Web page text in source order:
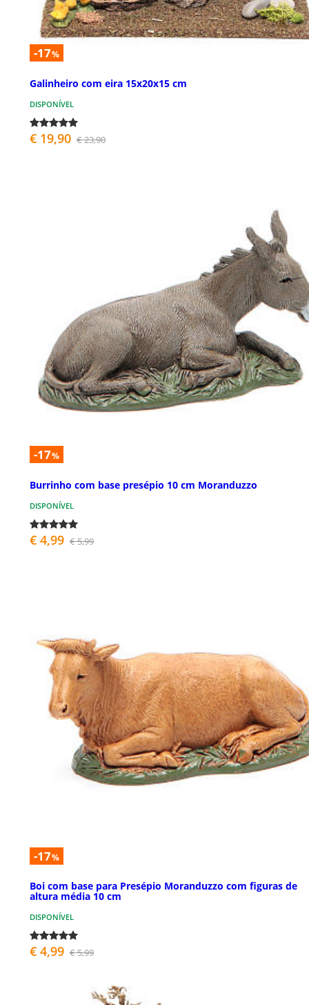
-17%
Galinheiro com eira 15x20x15 cm
DISPONÍVEL
€ 19,90 € 23,90
-17%
Burrinho com base presépio 10 cm Moranduzzo
DISPONÍVEL
€ 4,99 € 5,99
-17%
Boi com base para Presépio Moranduzzo com figuras de
altura média 10 cm
DISPONÍVEL
€ 4,99 € 5,99